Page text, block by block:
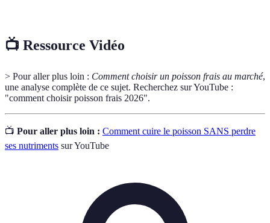
📺 Ressource Vidéo
> Pour aller plus loin : Comment choisir un poisson frais au marché,
une analyse complète de ce sujet. Recherchez sur YouTube :
"comment choisir poisson frais 2026".
📺 Pour aller plus loin : Comment cuire le poisson SANS perdre
ses nutriments sur YouTube